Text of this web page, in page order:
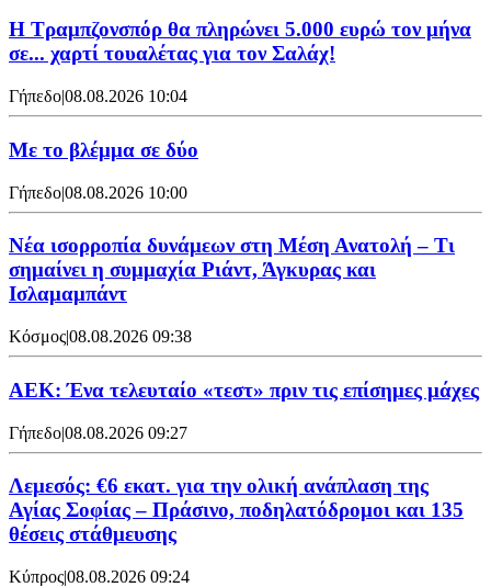
Η Τραμπζονσπόρ θα πληρώνει 5.000 ευρώ τον μήνα
σε... χαρτί τουαλέτας για τον Σαλάχ!
Γήπεδο|08.08.2026 10:04
Με το βλέμμα σε δύο
Γήπεδο|08.08.2026 10:00
Νέα ισορροπία δυνάμεων στη Μέση Ανατολή – Τι
σημαίνει η συμμαχία Ριάντ, Άγκυρας και
Ισλαμαμπάντ
Κόσμος|08.08.2026 09:38
ΑΕΚ: Ένα τελευταίο «τεστ» πριν τις επίσημες μάχες
Γήπεδο|08.08.2026 09:27
Λεμεσός: €6 εκατ. για την ολική ανάπλαση της
Αγίας Σοφίας – Πράσινο, ποδηλατόδρομοι και 135
θέσεις στάθμευσης
Κύπρος|08.08.2026 09:24